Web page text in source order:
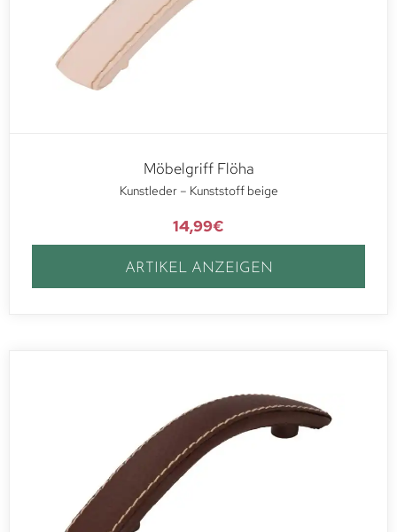
Möbelgriff Flöha
Kunstleder – Kunststoff beige
14,99€
ARTIKEL ANZEIGEN